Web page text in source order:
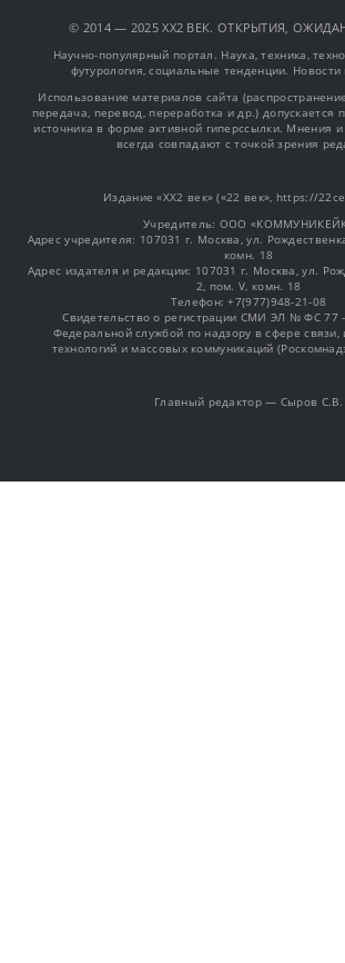
© 2014 — 2025 XX2 ВЕК. ОТКРЫТИЯ,
Научно-популярный портал. Наука, техника,
футурология, социальные тенденции. Новости
Использование материалов сайта
передача, перевод, переработка и др.) допускается
источника в форме активной гиперссылки. Мнения
всегда совпадают с точкой зрения
Издание «XX2 век» («22 век», https://
Учредитель: OOO
Адрес учредителя: 107031 г. Москва, ул.
комн. 18
Адрес издателя и редакции: 107031 г. Москва, ул.
2, пом. V, комн. 18
Телефон: +7(977)948-21-08
Свидетельство о регистрации СМИ ЭЛ № ФС 77
Федеральной службой по надзору в сфере
технологий и массовых коммуникаций
Главный редактор — Сыров С.В.